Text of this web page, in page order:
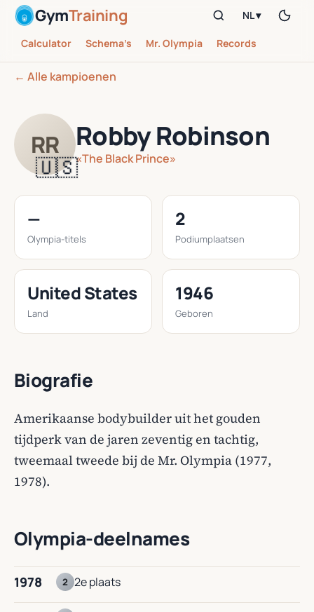
GymTraining
Calculator Schema’s Mr. Olympia Records
NL ▾
← Alle kampioenen
RR
🇺🇸
Robby Robinson
«The Black Prince»
—
Olympia-titels
2
Podiumplaatsen
United States
Land
1946
Geboren
Biografie
Amerikaanse bodybuilder uit het gouden
tijdperk van de jaren zeventig en tachtig,
tweemaal tweede bij de Mr. Olympia (1977,
1978).
Olympia-deelnames
1978 2 2e plaats